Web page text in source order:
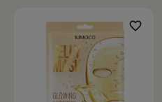
favorite_border